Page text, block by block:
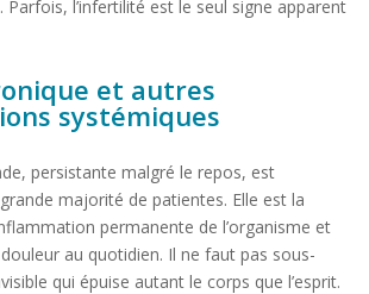
Parfois, l’infertilité est le seul signe apparent
et autres
systémiques
persistante malgré le repos, est
majorité de patientes. Elle est la
permanente de l’organisme et
au quotidien. Il ne faut pas sous-
qui épuise autant le corps que l’esprit.